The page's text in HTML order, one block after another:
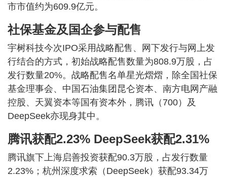
市市值约为609.9亿元。
社保基金及国企参与配售
宇树科技今次IPO采用战略配售、网下发行与网上发
行结合的方式，初始战略配售数量为808.9万股，占
发行数量20%。战略配售名单星光熠熠，除全国社保
基金理事会、中国石油集团昆仑资本、南方电网产融
控股、天翼资本等国有资本外，腾讯（700）及
DeepSeek亦现身其中。
腾讯获配2.23% DeepSeek获配2.31%
腾讯旗下上海启善投资获配90.3万股，占发行数量
2.23%；杭州深度求索（DeepSeek）获配93.34万